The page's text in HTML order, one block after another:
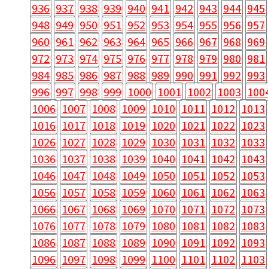
936 937 938 939 940 941 942 943 944 945
948 949 950 951 952 953 954 955 956 957
960 961 962 963 964 965 966 967 968 969
972 973 974 975 976 977 978 979 980 981
984 985 986 987 988 989 990 991 992 993
996 997 998 999 1000 1001 1002 1003
1006 1007 1008 1009 1010 1011 1012 1013
1016 1017 1018 1019 1020 1021 1022 1023
1026 1027 1028 1029 1030 1031 1032 1033
1036 1037 1038 1039 1040 1041 1042 1043
1046 1047 1048 1049 1050 1051 1052 1053
1056 1057 1058 1059 1060 1061 1062 1063
1066 1067 1068 1069 1070 1071 1072 1073
1076 1077 1078 1079 1080 1081 1082 1083
1086 1087 1088 1089 1090 1091 1092 1093
1096 1097 1098 1099 1100 1101 1102 1103